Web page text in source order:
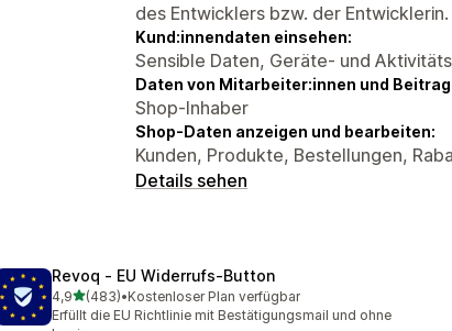
des Entwicklers bzw. der Entwicklerin.
Kund:innendaten einsehen:
Sensible Daten, Geräte- und
Daten von Mitarbeiter:innen und
Shop-Inhaber
Shop-Daten anzeigen und bearbeiten:
Kunden, Produkte, Bestellungen,
Details sehen
Revoq ‑ EU Widerrufs‑Button
4,9von 5 Sternen
(483)
483 Rezensionen insgesamt
•Kostenloser Plan verfügbar
Erfüllt die EU Richtlinie mit Bestätigungsmail und ohne